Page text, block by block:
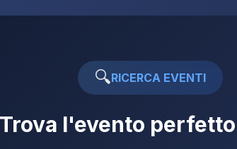
🔍RICERCA EVENTI
Trova l'evento